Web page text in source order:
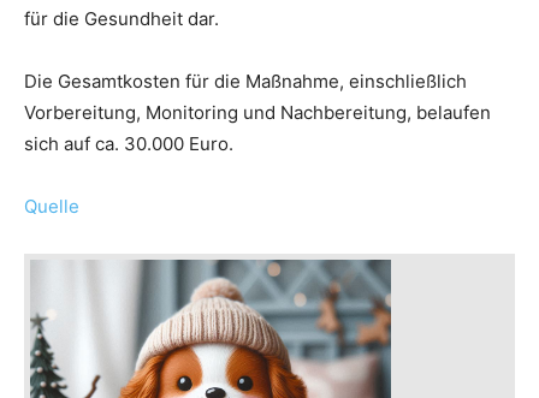
für die Gesundheit dar.
Die Gesamtkosten für die Maßnahme, einschließlich
Vorbereitung, Monitoring und Nachbereitung, belaufen
sich auf ca. 30.000 Euro.
Quelle